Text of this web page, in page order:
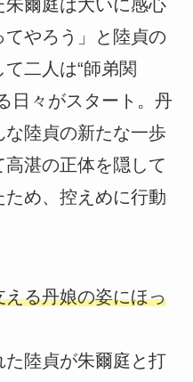
爾庭は大いに感心
てやろう」と陸貞の
二人は“師弟関
日々がスタート。丹
陸貞の新たな一歩
湛の正体を隠して
め、控えめに行動
る丹娘の姿にほっ
陸貞が朱爾庭と打